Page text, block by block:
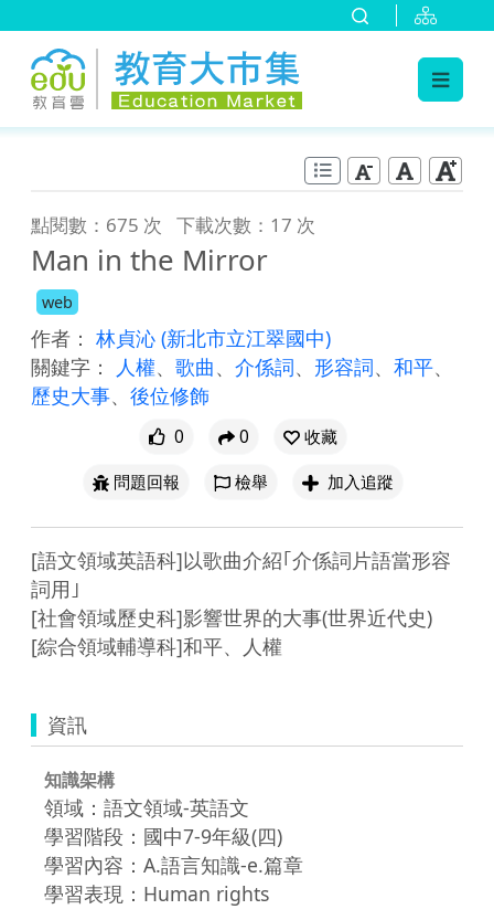
點閱數：675 次 下載次數：17 次
Man in the Mirror
web
作者： 林貞沁 (新北市立江翠國中)
關鍵字：
人權、 歌曲、 介係詞、 形容詞、 和平、
歷史大事、 後位修飾
0 0
收藏
問題回報
檢舉 加入追蹤
[語文領域英語科]以歌曲介紹｢介係詞片語當形容
詞用｣
[社會領域歷史科]影響世界的大事(世界近代史)
[綜合領域輔導科]和平、人權
資訊
知識架構
領域：語文領域-英語文
學習階段：國中7-9年級(四)
學習內容：A.語言知識-e.篇章
學習表現：Human rights